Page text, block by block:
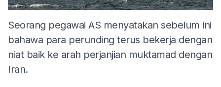
Seorang pegawai AS menyatakan sebelum ini
bahawa para perunding terus bekerja dengan
niat baik ke arah perjanjian muktamad dengan
Iran.